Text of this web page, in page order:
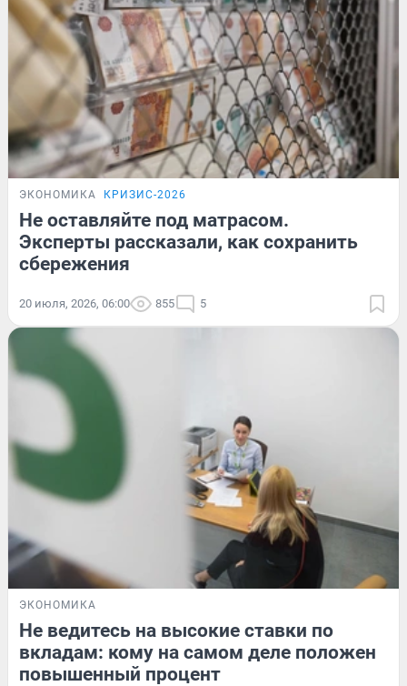
ЭКОНОМИКА КРИЗИС-2026
Не оставляйте под матрасом.
Эксперты рассказали, как сохранить
сбережения
20 июля, 2026, 06:00 855 5
ЭКОНОМИКА
Не ведитесь на высокие ставки по
вкладам: кому на самом деле положен
повышенный процент